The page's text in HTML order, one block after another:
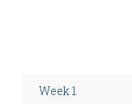
Week 1